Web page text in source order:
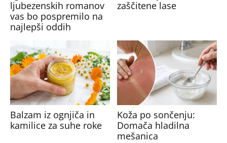
ljubezenskih romanov
vas bo pospremilo na
najlepši oddih
zaščitene lase
Balzam iz ognjiča in
kamilice za suhe roke
Koža po sončenju:
Domača hladilna
mešanica